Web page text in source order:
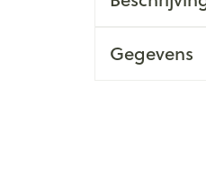
Gegevens